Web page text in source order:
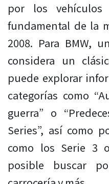
por los
fundamental de la
2008. Para BMW,
considera un
puede explorar
categorías como
guerra” o
Series”, así como
como los Serie 3
posible buscar